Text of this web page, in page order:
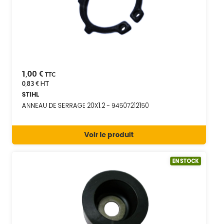
1,00 € TTC
0,83 €HT
STIHL
ANNEAU DE SERRAGE 20X1.2 - 94507212150
Voir le produit
EN STOCK